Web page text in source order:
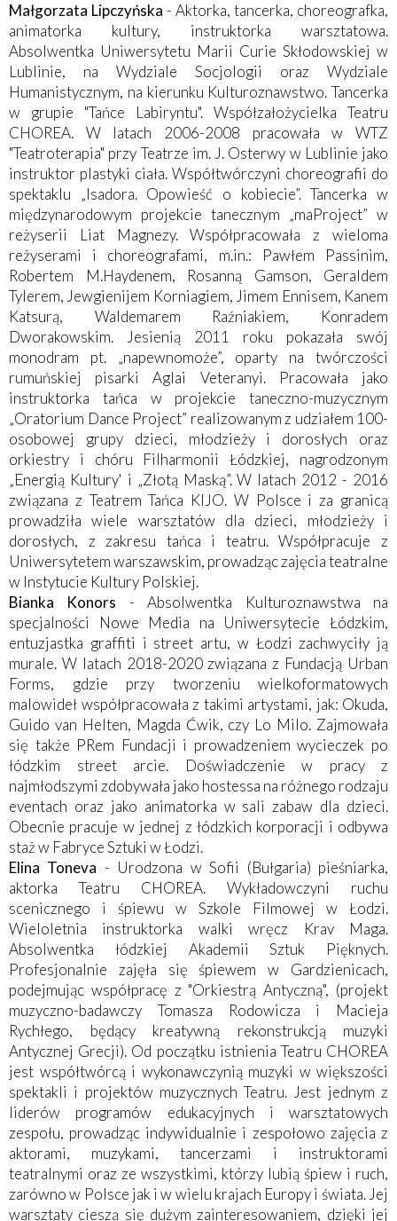
Małgorzata Lipczyńska - Aktorka, tancerka, choreografka,
animatorka kultury, instruktorka warsztatowa.
Absolwentka Uniwersytetu Marii Curie Skłodowskiej w
Lublinie, na Wydziale Socjologii oraz Wydziale
Humanistycznym, na kierunku Kulturoznawstwo. Tancerka
w grupie "Tańce Labiryntu". Współzałożycielka Teatru
CHOREA. W latach 2006-2008 pracowała w WTZ
"Teatroterapia" przy Teatrze im. J. Osterwy w Lublinie jako
instruktor plastyki ciała. Współtwórczyni choreografii do
spektaklu „Isadora. Opowieść o kobiecie”. Tancerka w
międzynarodowym projekcie tanecznym „maProject” w
reżyserii Liat Magnezy. Współpracowała z wieloma
reżyserami i choreografami, m.in.: Pawłem Passinim,
Robertem M.Haydenem, Rosanną Gamson, Geraldem
Tylerem, Jewgienijem Korniagiem, Jimem Ennisem, Kanem
Katsurą, Waldemarem Raźniakiem, Konradem
Dworakowskim. Jesienią 2011 roku pokazała swój
monodram pt. „napewnomoże”, oparty na twórczości
rumuńskiej pisarki Aglai Veteranyi. Pracowała jako
instruktorka tańca w projekcie taneczno-muzycznym
„Oratorium Dance Project” realizowanym z udziałem 100-
osobowej grupy dzieci, młodzieży i dorosłych oraz
orkiestry i chóru Filharmonii Łódzkiej, nagrodzonym
„Energią Kultury' i „Złotą Maską”. W latach 2012 - 2016
związana z Teatrem Tańca KIJO. W Polsce i za granicą
prowadziła wiele warsztatów dla dzieci, młodzieży i
dorosłych, z zakresu tańca i teatru. Współpracuje z
Uniwersytetem warszawskim, prowadząc zajęcia teatralne
w Instytucie Kultury Polskiej.
Bianka Konors - Absolwentka Kulturoznawstwa na
specjalności Nowe Media na Uniwersytecie Łódzkim,
entuzjastka graffiti i street artu, w Łodzi zachwyciły ją
murale. W latach 2018-2020 związana z Fundacją Urban
Forms, gdzie przy tworzeniu wielkoformatowych
malowideł współpracowała z takimi artystami, jak: Okuda,
Guido van Helten, Magda Ćwik, czy Lo Milo. Zajmowała
się także PRem Fundacji i prowadzeniem wycieczek po
łódzkim street arcie. Doświadczenie w pracy z
najmłodszymi zdobywała jako hostessa na różnego rodzaju
eventach oraz jako animatorka w sali zabaw dla dzieci.
Obecnie pracuje w jednej z łódzkich korporacji i odbywa
staż w Fabryce Sztuki w Łodzi.
Elina Toneva - Urodzona w Sofii (Bułgaria) pieśniarka,
aktorka Teatru CHOREA. Wykładowczyni ruchu
scenicznego i śpiewu w Szkole Filmowej w Łodzi.
Wieloletnia instruktorka walki wręcz Krav Maga.
Absolwentka łódzkiej Akademii Sztuk Pięknych.
Profesjonalnie zajęła się śpiewem w Gardzienicach,
podejmując współpracę z "Orkiestrą Antyczną", (projekt
muzyczno-badawczy Tomasza Rodowicza i Macieja
Rychłego, będący kreatywną rekonstrukcją muzyki
Antycznej Grecji). Od początku istnienia Teatru CHOREA
jest współtwórcą i wykonawczynią muzyki w większości
spektakli i projektów muzycznych Teatru. Jest jednym z
liderów programów edukacyjnych i warsztatowych
zespołu, prowadząc indywidualnie i zespołowo zajęcia z
aktorami, muzykami, tancerzami i instruktorami
teatralnymi oraz ze wszystkimi, którzy lubią śpiew i ruch,
zarówno w Polsce jak i w wielu krajach Europy i świata. Jej
warsztaty cieszą się dużym zainteresowaniem, dzięki jej